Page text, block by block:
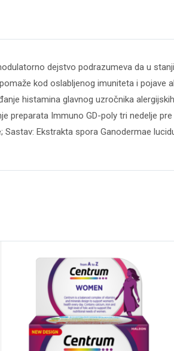
dejstvo podrazumeva da u
kod oslabljenog imuniteta i pojave
histamina glavnog uzročnika
preparata Immuno GD-poly tri nedelje
Ekstrakta spora Ganodermae